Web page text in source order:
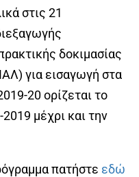
στις 21
δοκιμασίας
για εισαγωγή στα
20 ορίζεται το
μέχρι και την
πατήστε εδώ